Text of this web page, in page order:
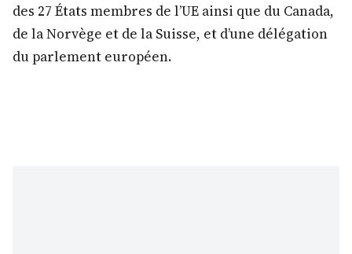
des 27 États membres de l’UE ainsi que du Canada,
de la Norvège et de la Suisse, et d’une délégation
du parlement européen.